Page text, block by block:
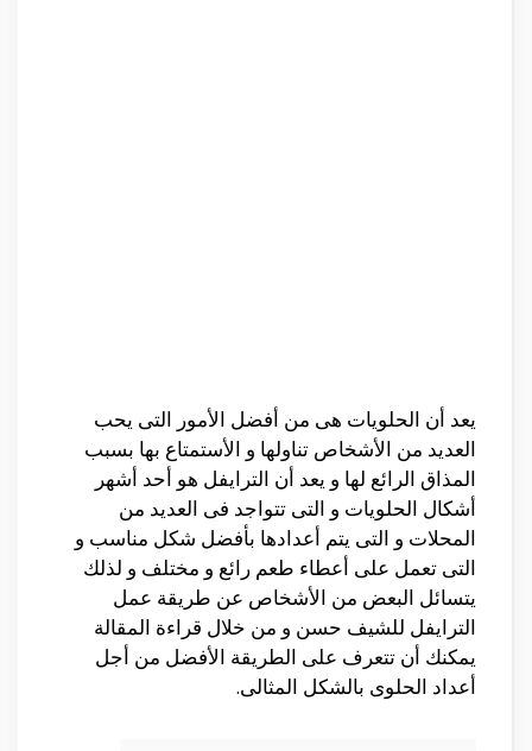
يعد أن الحلويات هى من أفضل الأمور التى يحب
العديد من الأشخاص تناولها و الأستمتاع بها بسبب
المذاق الرائع لها و يعد أن الترايفل هو أحد أشهر
أشكال الحلويات و التى تتواجد فى العديد من
المحلات و التى يتم أعدادها بأفضل شكل مناسب و
التى تعمل على أعطاء طعم رائع و مختلف و لذلك
يتسائل البعض من الأشخاص عن طريقة عمل
الترايفل للشيف حسن و من خلال قراءة المقالة
يمكنك أن تتعرف على الطريقة الأفضل من أجل
أعداد الحلوى بالشكل المثالى.